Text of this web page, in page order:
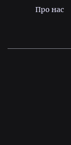
Про нас